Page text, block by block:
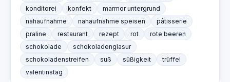
konditorei
konfekt
marmor untergrund
nahaufnahme
nahaufnahme speisen
pâtisserie
praline
restaurant rezept rot
rote beeren
schokolade
schokoladenglasur
schokoladenstreifen
süß süßigkeit
trüffel
valentinstag